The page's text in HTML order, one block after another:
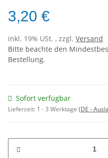
3,20 €
inkl. 19% USt. , zzgl. Versand
Bitte beachte den
Bestellung.
Sofort verfügbar
Lieferzeit: 1 - 3 Werktage (DE -